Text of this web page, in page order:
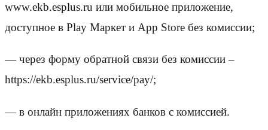
www.ekb.esplus.ru или мобильное приложение,
доступное в Play Маркет и App Store без комиссии;
— через форму обратной связи без комиссии –
https://ekb.esplus.ru/service/pay/;
— в онлайн приложениях банков с комиссией.